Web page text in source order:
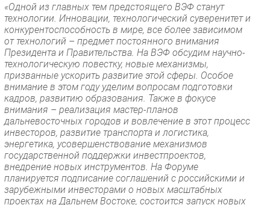
«Одной из главных тем предстоящего ВЭФ станут
технологии. Инновации, технологический суверенитет и
конкурентоспособность в мире, все более зависимом
от технологий – предмет постоянного внимания
Президента и Правительства. На ВЭФ обсудим научно-
технологическую повестку, новые механизмы,
призванные ускорить развитие этой сферы. Особое
внимание в этом году уделим вопросам подготовки
кадров, развитию образования. Также в фокусе
внимания – реализация мастер-планов
дальневосточных городов и вовлечение в этот процесс
инвесторов, развитие транспорта и логистика,
энергетика, усовершенствование механизмов
государственной поддержки инвестпроектов,
внедрение новых инструментов. На Форуме
планируется подписание соглашений с российскими и
зарубежными инвесторами о новых масштабных
проектах на Дальнем Востоке, состоится запуск новых